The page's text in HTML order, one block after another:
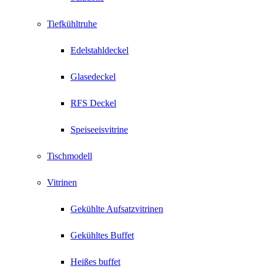
Tiefkühltruhe
Edelstahldeckel
Glasedeckel
RFS Deckel
Speiseeisvitrine
Tischmodell
Vitrinen
Gekühlte Aufsatzvitrinen
Gekühltes Buffet
Heißes buffet